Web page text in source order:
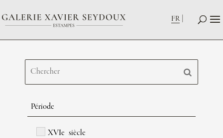
FR
Période
XVIe siècle